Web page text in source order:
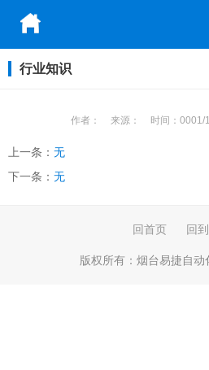
行业知识
作者： 来源： 时间： 0001/
上一条： 无
下一条： 无
回首页 回
版权所有： 烟台易捷自动